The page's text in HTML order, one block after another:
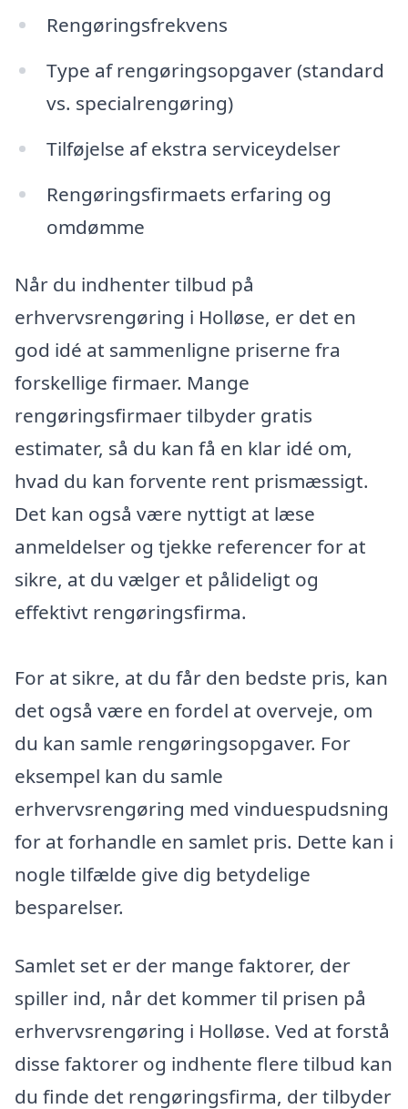
Rengøringsfrekvens
Type af rengøringsopgaver (standard
vs. specialrengøring)
Tilføjelse af ekstra serviceydelser
Rengøringsfirmaets erfaring og
omdømme
Når du indhenter tilbud på
erhvervsrengøring i Holløse, er det en
god idé at sammenligne priserne fra
forskellige firmaer. Mange
rengøringsfirmaer tilbyder gratis
estimater, så du kan få en klar idé om,
hvad du kan forvente rent prismæssigt.
Det kan også være nyttigt at læse
anmeldelser og tjekke referencer for at
sikre, at du vælger et pålideligt og
effektivt rengøringsfirma.
For at sikre, at du får den bedste pris, kan
det også være en fordel at overveje, om
du kan samle rengøringsopgaver. For
eksempel kan du samle
erhvervsrengøring med vinduespudsning
for at forhandle en samlet pris. Dette kan i
nogle tilfælde give dig betydelige
besparelser.
Samlet set er der mange faktorer, der
spiller ind, når det kommer til prisen på
erhvervsrengøring i Holløse. Ved at forstå
disse faktorer og indhente flere tilbud kan
du finde det rengøringsfirma, der tilbyder